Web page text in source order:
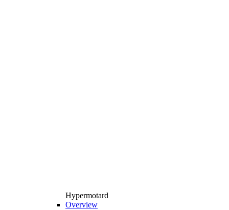
Hypermotard
Overview